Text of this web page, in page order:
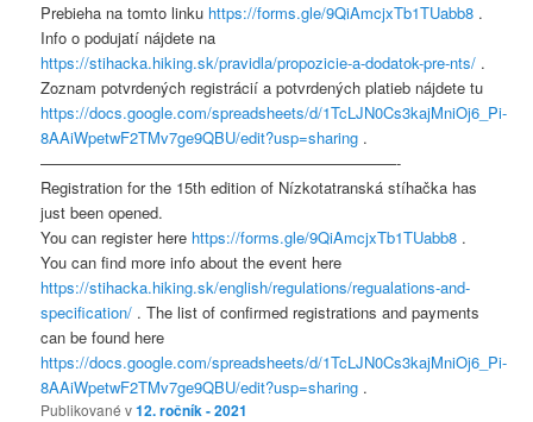
Prebieha na tomto linku https://forms.gle/9QiAmcjxTb1TUabb8 .
Info o podujatí nájdete na
https://stihacka.hiking.sk/pravidla/propozicie-a-dodatok-pre-nts/ .
Zoznam potvrdených registrácií a potvrdených platieb nájdete tu
https://docs.google.com/spreadsheets/d/1TcLJN0Cs3kajMniOj6_Pi-
8AAiWpetwF2TMv7ge9QBU/edit?usp=sharing .
———————————————————————-
Registration for the 15th edition of Nízkotatranská stíhačka has
just been opened.
You can register here https://forms.gle/9QiAmcjxTb1TUabb8 .
You can find more info about the event here
https://stihacka.hiking.sk/english/regulations/regualations-and-
specification/ . The list of confirmed registrations and payments
can be found here
https://docs.google.com/spreadsheets/d/1TcLJN0Cs3kajMniOj6_Pi-
8AAiWpetwF2TMv7ge9QBU/edit?usp=sharing .
Publikované v12. ročník - 2021